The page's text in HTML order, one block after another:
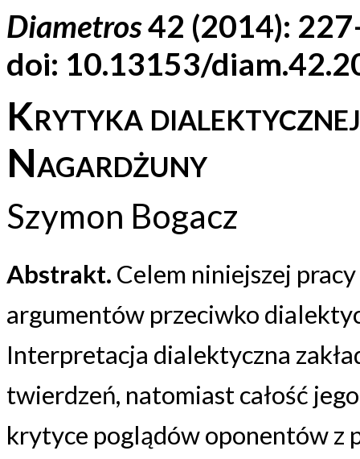
Diametros42 (2014):
doi: 10.13153/
Krytyka
Nagardżuny
Szymon Bogacz
Abstrakt. Celem niniejszej
argumentów przeciwko
Interpretacja dialektyczna
twierdzeń, natomiast całość
krytyce poglądów oponentów z